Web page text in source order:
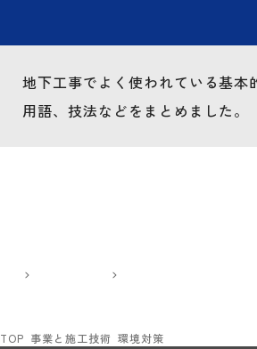
地下工事でよく使われている基本
用語、技法などをまとめました。
TOP 事業と施工技術 環境対策